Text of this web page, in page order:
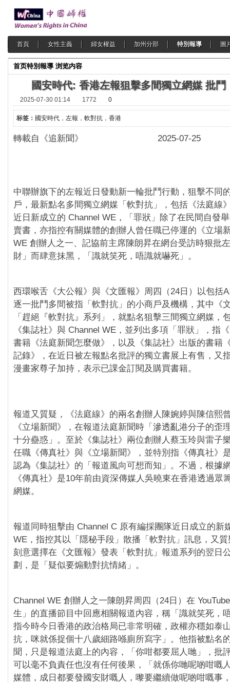
首頁 女性主義 婦女權益 加州分部 特別報導 圖
首页特別報導 浏览内容
國安時代: 香港左報狙擊多間獨立網媒 批鬥
2025-07-30 01:14 1772 0
标签： 國安時代 ， 左報 ， 軟對抗 ， 香港
轉載自《追新聞》 2025-07-25
中聯辦旗下的左報近日發動新一輪批鬥行動，狙擊不同
戶，最新點名多間獨立網媒「軟對抗」，包括《法庭線
近日新成立的 Channel WE，「罪狀」除了在民間自發
賣書，亦指控有關媒體的創辦人曾任職已停運的《立場
WE 創辦人之一、記協前主席陳朗昇在網台受訪時狠批
財」而肆意抹黑，「識就笑死，唔識就嚇死」。
西環喉舌《大公報》與《文匯報》周四（24日）以包括
逐一批鬥多間被指「軟對抗」的小商戶及機構，其中《
「趕絕『軟對抗』系列」，就點名狙擊三間獨立網媒，
《集誌社》與 Channel WE，並列出多項「罪狀」，指
書籍《法庭新聞怎麼做》，以及《集誌社》出版的書籍
記錄》，在近日被左報點名批評的獨立書展上有售，又
漫畫家尊子加持，表示已課金訂閱及購買書籍。
報道又質疑，《法庭線》的兩名創辦人陳婉婷與陳信熙
《立場新聞》，在報道法庭新聞時「滲透亂港分子的歪
十分蠱惑」。至於《集誌社》兩位創辦人蔡玉玲與雷子
任職《傳真社》與《立場新聞》，並特別指《傳真社》
認為《集誌社》的「報道風向可想而知」。不過，根據
《傳真社》是10年前由資深傳媒人吳曉東在香港透過眾
網媒。
報道同時狙擊由 Channel C 原有編採團隊近日成立的新
WE，指控其以「隱秘手段」散播「軟對抗」訊息，又
刻意選擇在《文匯報》發表「軟對抗」報道系列的翌日
劃，是「疑似要煽動對抗情緒」。
Channel WE 創辦人之一陳朗昇周四（24日）在
生」的直播節目中回應相關報道內容，稱「識就笑死，
指今時今日香港的政治格局已非常明確，政權亦穩如泰
抗，咪就係捉個十八歲細路喺廁所寫字」。他指被點名
聞，只是報道法庭上的內容，「你咁都要屈人哋」，批
可以毫不負責任也沒有任何後果，「就係你哋呢啲咁嘅
媒體，成日都要發國安財嘅人，嚟要繼續做呢啲咁嘅事